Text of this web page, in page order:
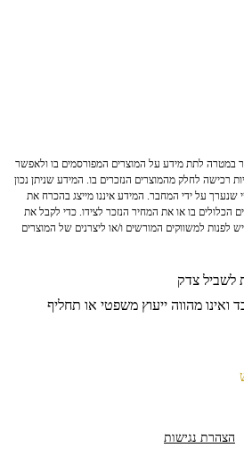
במטרה לתת מידע על המוצרים המפורסמים בו ולאפשר
רכישה לחלק מהמוצרים הנזכרים בו. המידע שניתן נכון
שנערך על ידי המחבר. המידע איננו מייצג בהכרח את
הכלולים בו או את המחיר הנזכר לצידו. כדי לקבל את
לפנות למשווקים המורשים ו/או ליצרנים של המוצרים
מהווה ייעוץ משפטי או תחליף
הצהרת נגישות